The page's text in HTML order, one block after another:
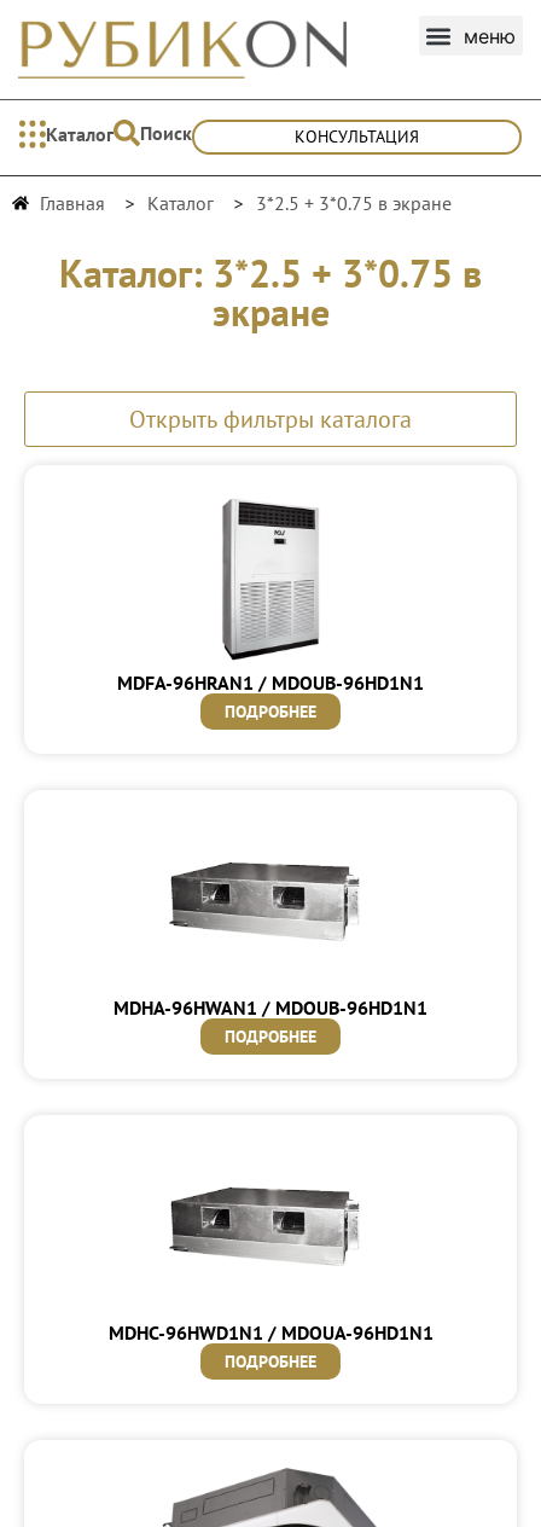
Каталог Поиск КОНСУЛЬТАЦИЯ
Главная Каталог 3*2.5 + 3*0.75 в экране
Каталог: 3*2.5 + 3*0.75 в
экране
Открыть фильтры каталога
MDFA-96HRAN1 / MDOUB-96HD1N1
ПОДРОБНЕЕ
MDHA-96HWAN1 / MDOUB-96HD1N1
ПОДРОБНЕЕ
MDHC-96HWD1N1 / MDOUA-96HD1N1
ПОДРОБНЕЕ